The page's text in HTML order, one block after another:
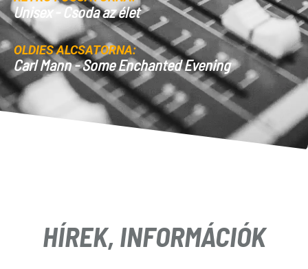
OLDIES ALCSATORNA:
HÍREK, INFORMÁCIÓK